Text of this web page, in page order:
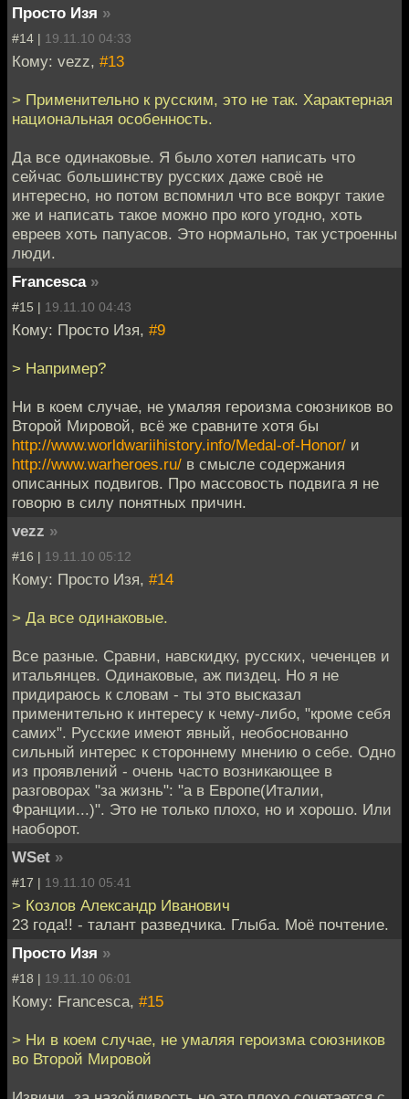
Просто Изя »
#14 | 19.11.10 04:33
Кому: vezz, #13
> Применительно к русским, это не так. Характерная
национальная особенность.
Да все одинаковые. Я было хотел написать что
сейчас большинству русских даже своё не
интересно, но потом вспомнил что все вокруг такие
же и написать такое можно про кого угодно, хоть
евреев хоть папуасов. Это нормально, так устроенны
люди.
Francesca »
#15 | 19.11.10 04:43
Кому: Просто Изя, #9
> Например?
Ни в коем случае, не умаляя героизма союзников во
Второй Мировой, всё же сравните хотя бы
http://www.worldwariihistory.info/Medal-of-Honor/ и
http://www.warheroes.ru/ в смысле содержания
описанных подвигов. Про массовость подвига я не
говорю в силу понятных причин.
vezz »
#16 | 19.11.10 05:12
Кому: Просто Изя, #14
> Да все одинаковые.
Все разные. Сравни, навскидку, русских, чеченцев и
итальянцев. Одинаковые, аж пиздец. Но я не
придираюсь к словам - ты это высказал
применительно к интересу к чему-либо, "кроме себя
самих". Русские имеют явный, необоснованно
сильный интерес к стороннему мнению о себе. Одно
из проявлений - очень часто возникающее в
разговорах "за жизнь": "а в Европе(Италии,
Франции...)". Это не только плохо, но и хорошо. Или
наоборот.
WSet »
#17 | 19.11.10 05:41
> Козлов Александр Иванович
23 года!! - талант разведчика. Глыба. Моё почтение.
Просто Изя »
#18 | 19.11.10 06:01
Кому: Francesca, #15
> Ни в коем случае, не умаляя героизма союзников
во Второй Мировой